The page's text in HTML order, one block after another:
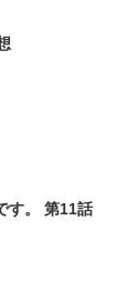
す。 第11話